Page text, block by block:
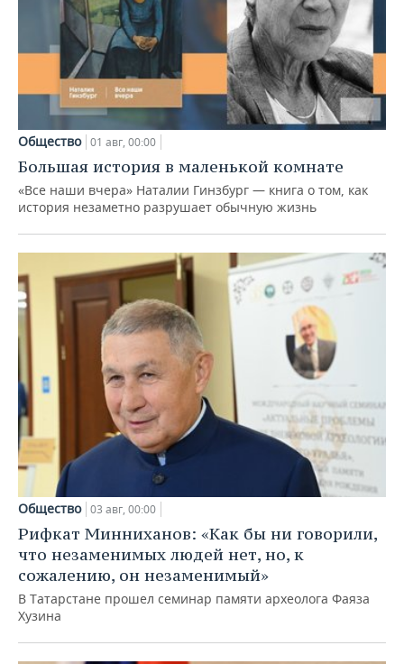
Общество 01 авг, 00:00
Большая история в маленькой комнате
«Все наши вчера» Наталии Гинзбург — книга о том, как
история незаметно разрушает обычную жизнь
Общество 03 авг, 00:00
Рифкат Минниханов: «Как бы ни говорили,
что незаменимых людей нет, но, к
сожалению, он незаменимый»
В Татарстане прошел семинар памяти археолога Фаяза
Хузина